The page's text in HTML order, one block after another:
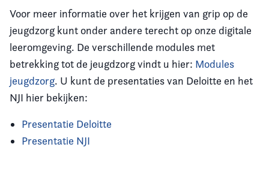
Voor meer informatie over het krijgen van grip op de
jeugdzorg kunt onder andere terecht op onze digitale
leeromgeving. De verschillende modules met
betrekking tot de jeugdzorg vindt u hier: Modules
jeugdzorg. U kunt de presentaties van Deloitte en het
NJI hier bekijken:
Presentatie Deloitte
Presentatie NJI